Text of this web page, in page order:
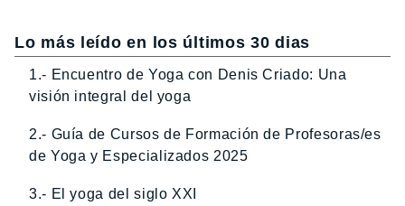
Lo más leído en los últimos 30 dias
1.- Encuentro de Yoga con Denis Criado: Una
visión integral del yoga
2.- Guía de Cursos de Formación de Profesoras/es
de Yoga y Especializados 2025
3.- El yoga del siglo XXI